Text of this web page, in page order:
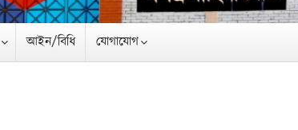
আইন/বিধি যোগাযোগ